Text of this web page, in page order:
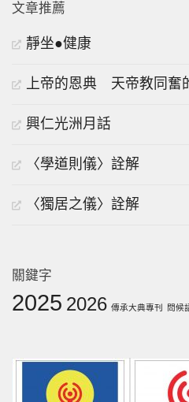
文章推薦
靜坐●健康
上帝的恩典 天帝教同奮
興仁光洲月話
〈學道則儀〉詮解
〈獨居之儀〉詮解
關鍵字
2025 2026 傳承大典專刊 問候